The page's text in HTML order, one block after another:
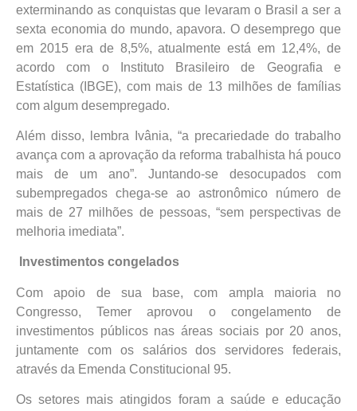
exterminando as conquistas que levaram o Brasil a ser a
sexta economia do mundo, apavora. O desemprego que
em 2015 era de 8,5%, atualmente está em 12,4%, de
acordo com o Instituto Brasileiro de Geografia e
Estatística (IBGE), com mais de 13 milhões de famílias
com algum desempregado.
Além disso, lembra Ivânia, “a precariedade do trabalho
avança com a aprovação da reforma trabalhista há pouco
mais de um ano”. Juntando-se desocupados com
subempregados chega-se ao astronômico número de
mais de 27 milhões de pessoas, “sem perspectivas de
melhoria imediata”.
Investimentos congelados
Com apoio de sua base, com ampla maioria no
Congresso, Temer aprovou o congelamento de
investimentos públicos nas áreas sociais por 20 anos,
juntamente com os salários dos servidores federais,
através da Emenda Constitucional 95.
Os setores mais atingidos foram a saúde e educação